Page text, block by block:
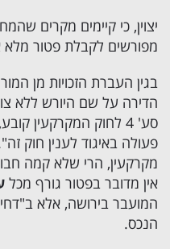
יצוין, כי קיימים מקרים
מפורשים לקבלת פטור
בגין העברת הזכויות מן
הדירה על שם היורש ללא
סע' 4 לחוק המקרקעין
פעולה באיגוד לענין חוק
מקרקעין, הרי שלא קמה
אין מדובר בפטור גורף מכל
המועבר בירושה, אלא
הנכס.